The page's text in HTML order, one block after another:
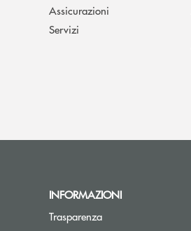
Assicurazioni
Servizi
INFORMAZIONI
Trasparenza